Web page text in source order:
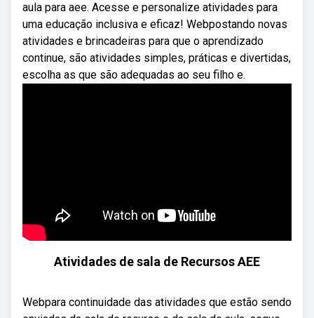
aula para aee. Acesse e personalize atividades para
uma educação inclusiva e eficaz! Webpostando novas
atividades e brincadeiras para que o aprendizado
continue, são atividades simples, práticas e divertidas,
escolha as que são adequadas ao seu filho e.
Atividades de sala de Recursos AEE
Webpara continuidade das atividades que estão sendo